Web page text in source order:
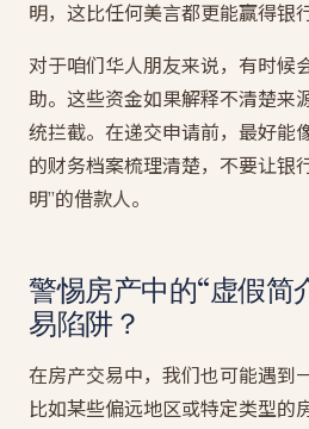
明，这比任何美言都更能赢得银
对于咱们华人朋友来说，有时候
助。这些资金如果解释不清楚来
统拦截。在递交申请前，最好能
的财务档案梳理清楚，不要让银
明”的借款人。
警惕房产中的“虚假简
易陷阱？
在房产交易中，我们也可能遇到
比如某些偏远地区或特定类型的